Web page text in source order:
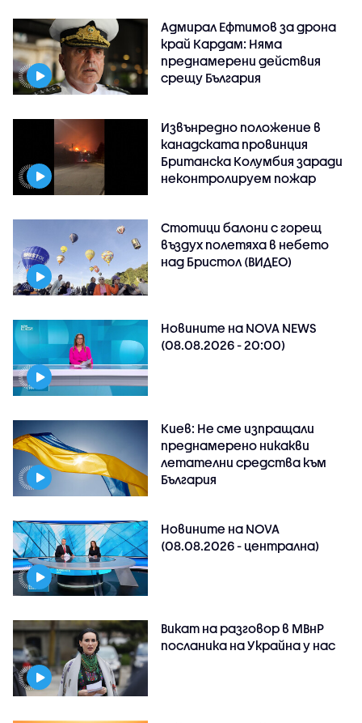
Адмирал Ефтимов за дрона
край Кардам: Няма
преднамерени действия
срещу България
Извънредно положение в
канадската провинция
Британска Колумбия заради
неконтролируем пожар
Стотици балони с горещ
въздух полетяха в небето
над Бристол (ВИДЕО)
Новините на NOVA NEWS
(08.08.2026 - 20:00)
Киев: Не сме изпращали
преднамерено никакви
летателни средства към
България
Новините на NOVA
(08.08.2026 - централна)
Викат на разговор в МВнР
посланика на Украйна у нас